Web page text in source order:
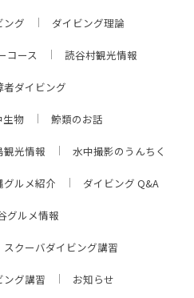
ング ダイビング理論
コース 読谷村観光情報
者ダイビング
生物 鯨類のお話
観光情報 水中撮影のうんちく
グルメ紹介 ダイビング Q&A
グルメ情報
スクーバダイビング講習
ング講習 お知らせ